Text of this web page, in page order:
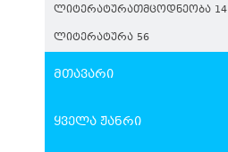
ᲚᲘᲢᲔᲠᲐᲢᲣᲠᲐᲗᲛᲪᲝᲓᲜᲔᲝᲑᲐ 14
ᲚᲘᲢᲔᲠᲐᲢᲣᲠᲐ 56
მთავარი
ყველა ჟანრი